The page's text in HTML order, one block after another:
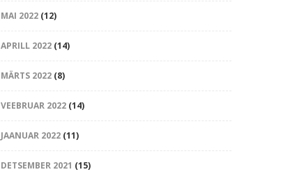
MAI 2022(12)
APRILL 2022(14)
MÄRTS 2022(8)
VEEBRUAR 2022(14)
JAANUAR 2022(11)
DETSEMBER 2021 (15)